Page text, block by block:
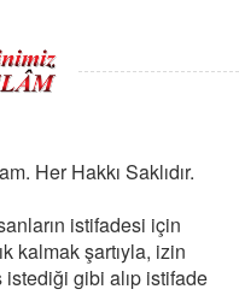
Her Hakkı Saklıdır.
istifadesi için
kalmak şartıyla, izin
gibi alıp istifade